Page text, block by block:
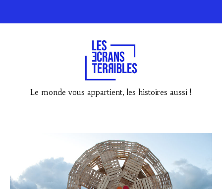
Le monde vous appartient, les histoires aussi !